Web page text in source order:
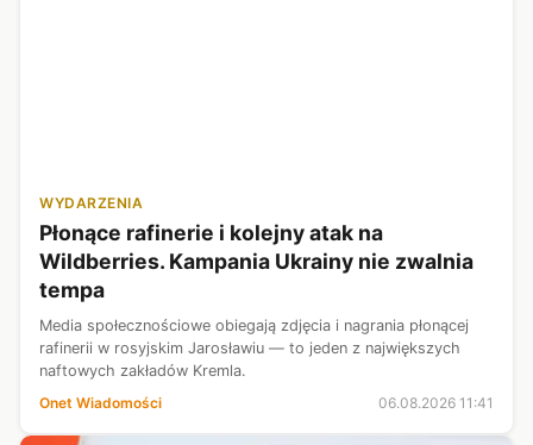
WYDARZENIA
Płonące rafinerie i kolejny atak na
Wildberries. Kampania Ukrainy nie zwalnia
tempa
Media społecznościowe obiegają zdjęcia i nagrania płonącej
rafinerii w rosyjskim Jarosławiu — to jeden z największych
naftowych zakładów Kremla.
Onet Wiadomości
06.08.2026 11:41